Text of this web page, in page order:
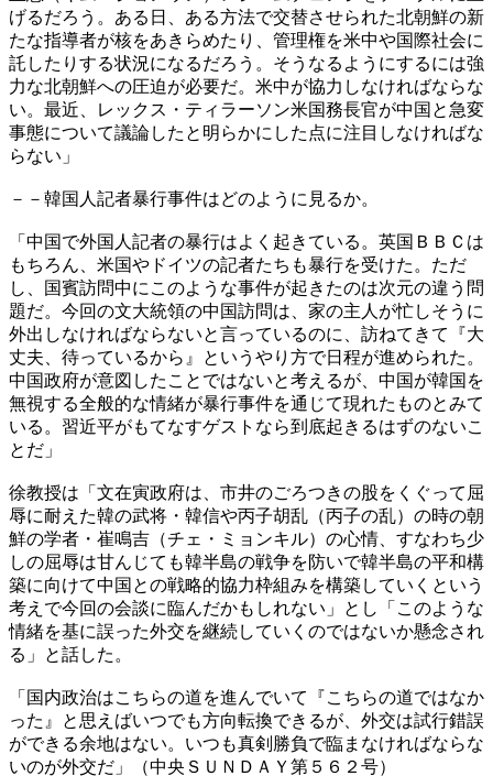
げるだろう。ある日、ある方法で交替させられた北朝鮮の新
たな指導者が核をあきらめたり、管理権を米中や国際社会に
託したりする状況になるだろう。そうなるようにするには強
力な北朝鮮への圧迫が必要だ。米中が協力しなければならな
い。最近、レックス・ティラーソン米国務長官が中国と急変
事態について議論したと明らかにした点に注目しなければな
らない」
－－韓国人記者暴行事件はどのように見るか。
「中国で外国人記者の暴行はよく起きている。英国ＢＢＣは
もちろん、米国やドイツの記者たちも暴行を受けた。ただ
し、国賓訪問中にこのような事件が起きたのは次元の違う問
題だ。今回の文大統領の中国訪問は、家の主人が忙しそうに
外出しなければならないと言っているのに、訪ねてきて『大
丈夫、待っているから』というやり方で日程が進められた。
中国政府が意図したことではないと考えるが、中国が韓国を
無視する全般的な情緒が暴行事件を通じて現れたものとみて
いる。習近平がもてなすゲストなら到底起きるはずのないこ
とだ」
徐教授は「文在寅政府は、市井のごろつきの股をくぐって屈
辱に耐えた韓の武将・韓信や丙子胡乱（丙子の乱）の時の朝
鮮の学者・崔鳴吉（チェ・ミョンキル）の心情、すなわち少
しの屈辱は甘んじても韓半島の戦争を防いで韓半島の平和構
築に向けて中国との戦略的協力枠組みを構築していくという
考えで今回の会談に臨んだかもしれない」とし「このような
情緒を基に誤った外交を継続していくのではないか懸念され
る」と話した。
「国内政治はこちらの道を進んでいて『こちらの道ではなか
った』と思えばいつでも方向転換できるが、外交は試行錯誤
ができる余地はない。いつも真剣勝負で臨まなければならな
いのが外交だ」（中央ＳＵＮＤＡＹ第５６２号）